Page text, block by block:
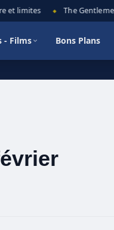
limites The Gentlemen
- Films Bons Plans